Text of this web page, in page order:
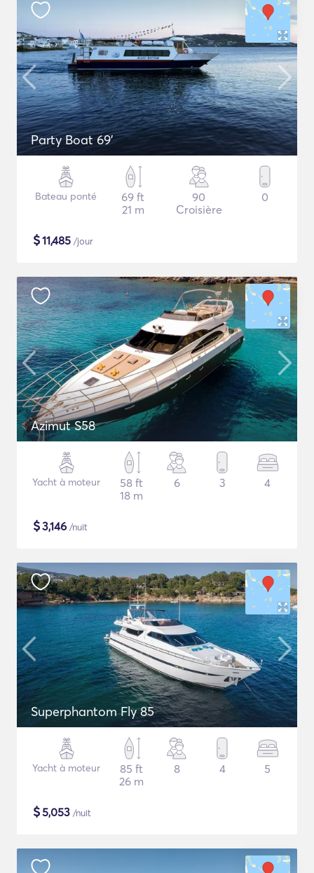
Party Boat 69'
Bateau ponté
69 ft
21 m
90
Croisière
0
$11,485 /jour
Azimut S58
Yacht à moteur
58 ft
18 m
6 3 4
$3,146 /nuit
Superphantom Fly 85
Yacht à moteur
85 ft
26 m
8 4 5
$5,053 /nuit